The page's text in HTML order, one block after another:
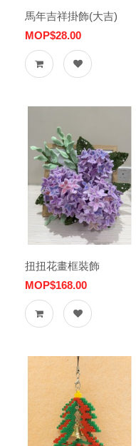
馬年吉祥掛飾(大吉)
MOP$28.00
扭扭花畫框裝飾
MOP$168.00